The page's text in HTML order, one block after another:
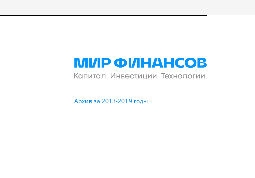
Архив за 2013-2019 годы